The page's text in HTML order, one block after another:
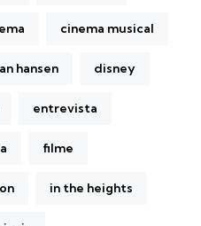
cinema musical
hansen disney
entrevista
filme
in the heights